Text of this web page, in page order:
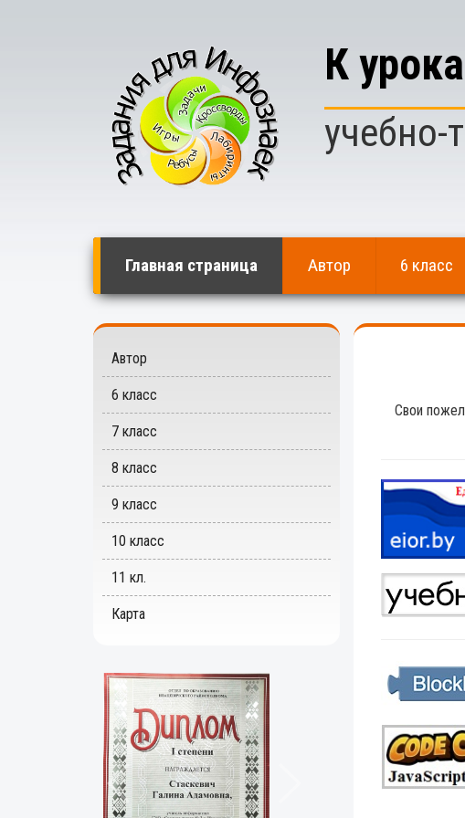
К
учебно-
Главная страница Автор 6 класс
Свои
Автор
6 класс
7 класс
8 класс
9 класс
10 класс
11 кл.
Карта